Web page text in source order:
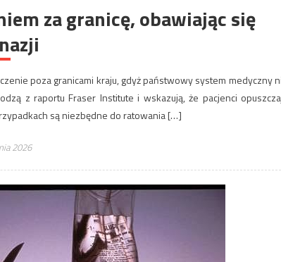
za granicę, obawiając się
poza granicami kraju, gdyż państwowy system medyczny
z raportu Fraser Institute i wskazują, że pacjenci
są niezbędne do ratowania […]
2026